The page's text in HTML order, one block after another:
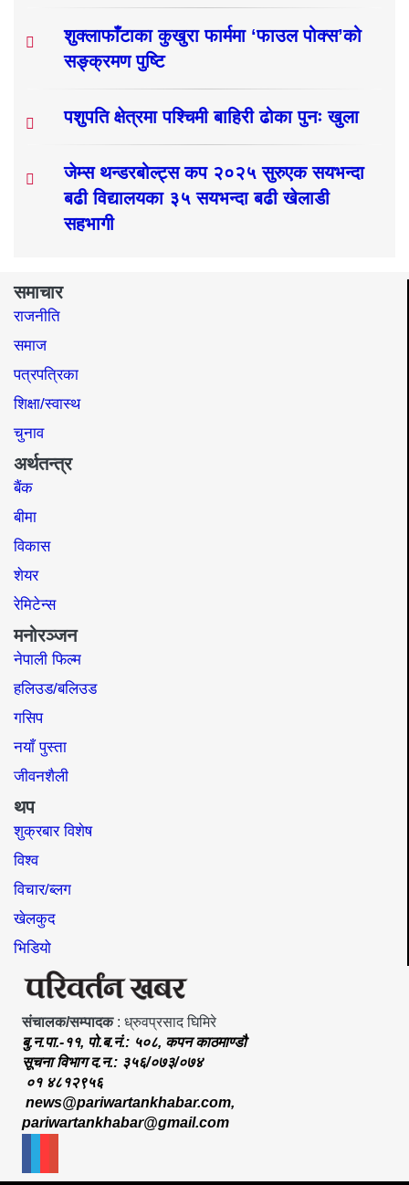
शुक्लाफाँटाका कुखुरा फार्ममा ‘फाउल पोक्स’को
सङ्क्रमण पुष्टि
पशुपति क्षेत्रमा पश्चिमी बाहिरी ढोका पुनः खुला
जेम्स थन्डरबोल्ट्स कप २०२५ सुरुएक सयभन्दा
बढी विद्यालयका ३५ सयभन्दा बढी खेलाडी
सहभागी
समाचार
राजनीति
समाज​
पत्रपत्रिका
शिक्षा/स्वास्थ
चुनाव
अर्थतन्त्र
बैंक
बीमा
विकास
शेयर
रेमिटेन्स
मनोरञ्जन
नेपाली फिल्म
हलिउड/बलिउड
गसिप
नयाँ पुस्ता
जीवनशैली
थप
शुक्रबार विशेष
विश्व
विचार/ब्लग
खेलकुद
भिडियो
संचालक/सम्पादक: ध्रुवप्रसाद घिमिरे
बु.न.पा.-११, पो.ब.नं.: ५०८, कपन काठमाण्डौ
सूचना विभाग द.न.: ३५६/०७३/०७४
०१ ४८१२९५६
news@pariwartankhabar.com,
pariwartankhabar@gmail.com